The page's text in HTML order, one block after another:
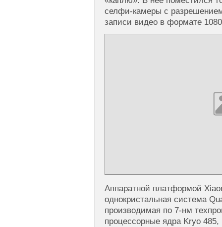
селфи-камеры с
записи видео в формате
Аппаратной платформой
однокристальная система
производимая по 7-нм
процессорные ядра Kryo